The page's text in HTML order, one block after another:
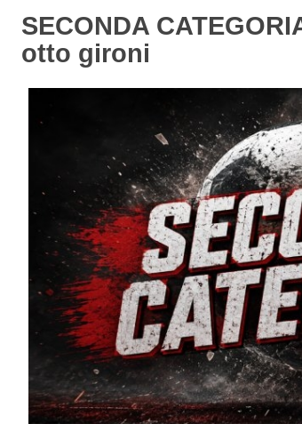
SECONDA
otto gironi